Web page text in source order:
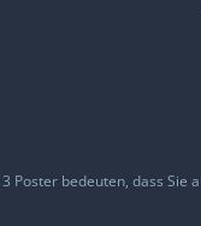
Poster bedeuten, dass Sie